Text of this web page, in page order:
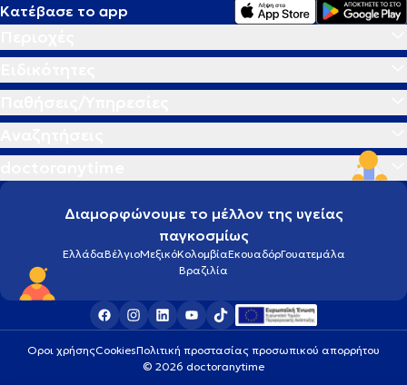
Κατέβασε το app
Διαμορφώνουμε το μέλλον της υγείας
παγκοσμίως
ΕλλάδαΒέλγιοΜεξικόΚολομβίαΕκουαδόρΓουατεμάλα
Βραζιλία
Οροι χρήσηςCookiesΠολιτική προστασίας προσωπικού απορρήτου
© 2026 doctoranytime